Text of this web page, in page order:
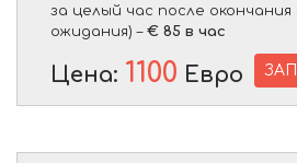
за целый час после
ожидания) – € 85 в час
Цена: 1100 Евро